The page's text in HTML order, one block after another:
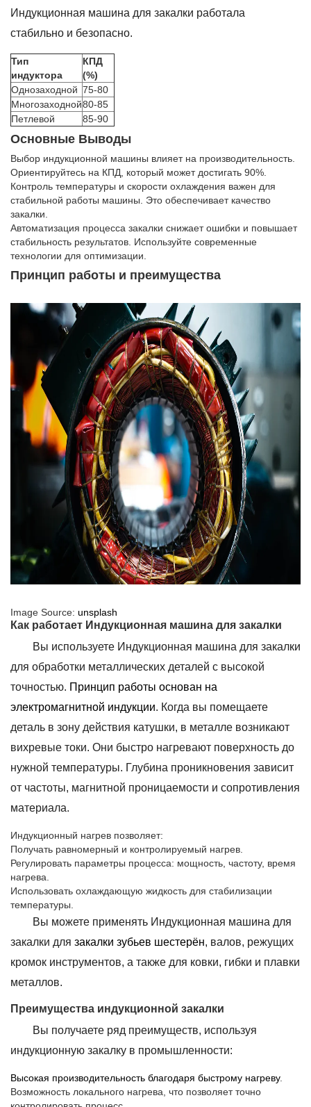
Индукционная машина для закалки работала
стабильно и безопасно.
Тип
индуктора
КПД
(%)
Однозаходной 75-80
Многозаходной80-85
Петлевой
85-90
Основные Выводы
Выбор индукционной машины влияет на производительность.
Ориентируйтесь на КПД, который может достигать 90%.
Контроль температуры и скорости охлаждения важен для
стабильной работы машины. Это обеспечивает качество
закалки.
Автоматизация процесса закалки снижает ошибки и повышает
стабильность результатов. Используйте современные
технологии для оптимизации.
Принцип работы и преимущества
Image Source: unsplash
Как работает Индукционная машина для закалки
Вы используете Индукционная машина для закалки
для обработки металлических деталей с высокой
точностью. Принцип работы основан на
электромагнитной индукции. Когда вы помещаете
деталь в зону действия катушки, в металле возникают
вихревые токи. Они быстро нагревают поверхность до
нужной температуры. Глубина проникновения зависит
от частоты, магнитной проницаемости и сопротивления
материала.
Индукционный нагрев позволяет:
Получать равномерный и контролируемый нагрев.
Регулировать параметры процесса: мощность, частоту, время
нагрева.
Использовать охлаждающую жидкость для стабилизации
температуры.
Вы можете применять Индукционная машина для
закалки для закалки зубьев шестерён, валов, режущих
кромок инструментов, а также для ковки, гибки и плавки
металлов.
Преимущества индукционной закалки
Вы получаете ряд преимуществ, используя
индукционную закалку в промышленности:
Высокая производительность благодаря быстрому нагреву.
Возможность локального нагрева, что позволяет точно